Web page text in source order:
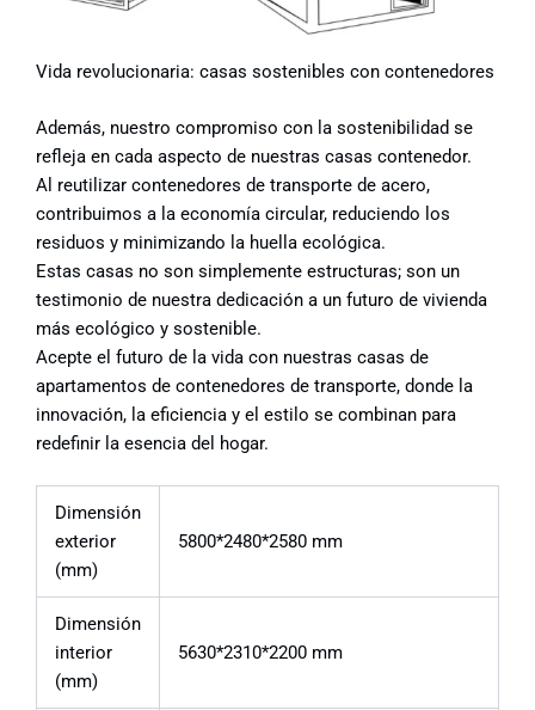
Vida revolucionaria: casas sostenibles con contenedores
Además, nuestro compromiso con la sostenibilidad se
refleja en cada aspecto de nuestras casas contenedor.
Al reutilizar contenedores de transporte de acero,
contribuimos a la economía circular, reduciendo los
residuos y minimizando la huella ecológica.
Estas casas no son simplemente estructuras; son un
testimonio de nuestra dedicación a un futuro de vivienda
más ecológico y sostenible.
Acepte el futuro de la vida con nuestras casas de
apartamentos de contenedores de transporte, donde la
innovación, la eficiencia y el estilo se combinan para
redefinir la esencia del hogar.
Dimensión
exterior
(mm)
5800*2480*2580 mm
Dimensión
interior
(mm)
5630*2310*2200 mm